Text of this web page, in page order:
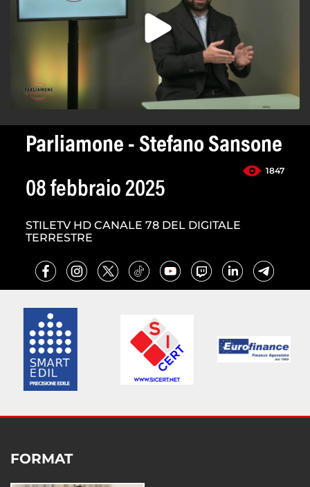
Parliamone - Stefano Sansone
1847
08 febbraio 2025
STILETV HD CANALE 78 DEL DIGITALE
TERRESTRE
FORMAT